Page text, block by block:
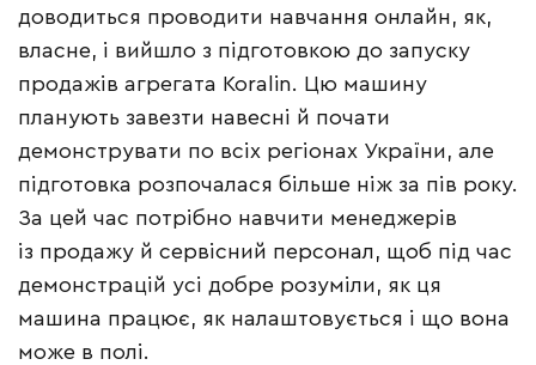
доводиться проводити навчання онлайн, як,
власне, і вийшло з підготовкою до запуску
продажів агрегата Koralin. Цю машину
планують завезти навесні й почати
демонструвати по всіх регіонах України, але
підготовка розпочалася більше ніж за пів року.
За цей час потрібно навчити менеджерів
із продажу й сервісний персонал, щоб під час
демонстрацій усі добре розуміли, як ця
машина працює, як налаштовується і що вона
може в полі.